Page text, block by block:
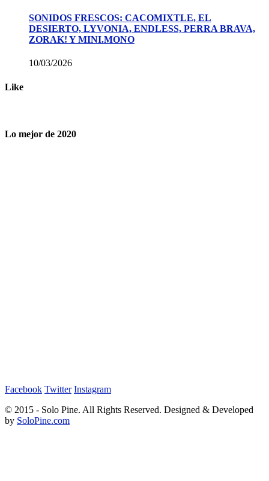
SONIDOS FRESCOS: CACOMIXTLE, EL
DESIERTO, LYVONIA, ENDLESS, PERRA BRAVA,
ZORAK! Y MINI.MONO
10/03/2026
Like
Lo mejor de 2020
Facebook Twitter Instagram
© 2015 - Solo Pine. All Rights Reserved. Designed & Developed
by SoloPine.com